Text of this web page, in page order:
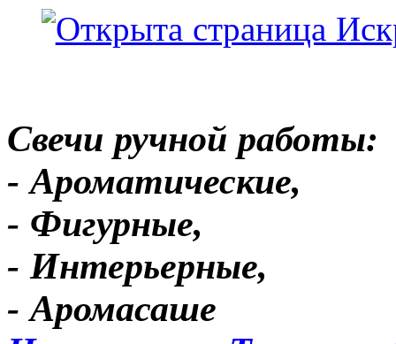
Свечи ручной работы:
- Ароматические,
- Фигурные,
- Интерьерные,
- Аромасаше